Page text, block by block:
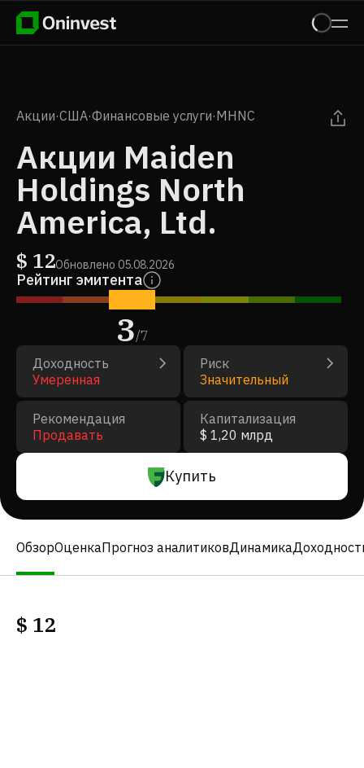
Акции·США·Финансовые услуги·MHNC
Акции Maiden
Holdings North
America, Ltd.
$ 12Обновлено 05.08.2026
Рейтинг эмитента
3/7
Доходность
Умеренная
Риск
Значительный
Рекомендация
Продавать
Капитализация
$ 1,20 млрд
Купить
ОбзорОценкаПрогноз аналитиковДинамика
$ 12